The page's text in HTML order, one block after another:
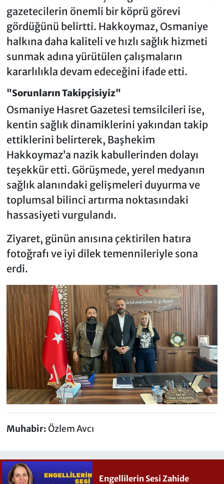
gazetecilerin önemli bir köprü görevi
gördüğünü belirtti. Hakkoymaz, Osmaniye
halkına daha kaliteli ve hızlı sağlık hizmeti
sunmak adına yürütülen çalışmaların
kararlılıkla devam edeceğini ifade etti.
"Sorunların Takipçisiyiz"
Osmaniye Hasret Gazetesi temsilcileri ise,
kentin sağlık dinamiklerini yakından takip
ettiklerini belirterek, Başhekim
Hakkoymaz’a nazik kabullerinden dolayı
teşekkür etti. Görüşmede, yerel medyanın
sağlık alanındaki gelişmeleri duyurma ve
toplumsal bilinci artırma noktasındaki
hassasiyeti vurgulandı.
Ziyaret, günün anısına çektirilen hatıra
fotoğrafı ve iyi dilek temennileriyle sona
erdi.
Muhabir:Özlem Avcı
Engellilerin Sesi Zahide